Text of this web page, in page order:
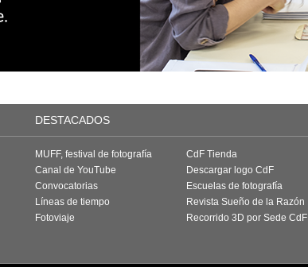
DESTACADOS
MUFF, festival de fotografía
Canal de YouTube
Convocatorias
Líneas de tiempo
Fotoviaje
CdF Tienda
Descargar logo CdF
Escuelas de fotografía
Revista Sueño de la Razón
Recorrido 3D por Sede CdF